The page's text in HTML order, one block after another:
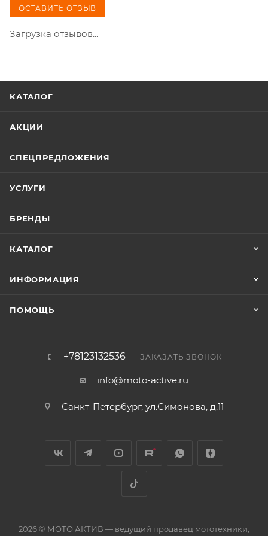
ОСТАВИТЬ ОТЗЫВ
Загрузка отзывов...
КАТАЛОГ
АКЦИИ
СПЕЦПРЕДЛОЖЕНИЯ
УСЛУГИ
БРЕНДЫ
КАТАЛОГ
ИНФОРМАЦИЯ
ПОМОЩЬ
+78123132536 ЗАКАЗАТЬ ЗВОНОК
info@moto-active.ru
Санкт-Петербург, ул.Симонова, д.11
2026 © МОТО АКТИВ — ведущий продавец мототехники,